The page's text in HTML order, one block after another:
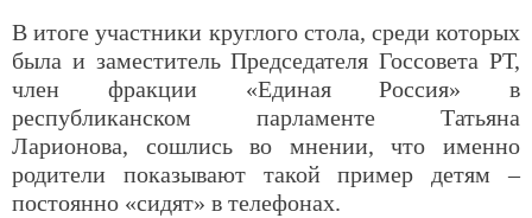
В итоге участники круглого стола, среди которых
была и заместитель Председателя Госсовета РТ,
член фракции «Единая Россия» в
республиканском парламенте Татьяна
Ларионова, сошлись во мнении, что именно
родители показывают такой пример детям –
постоянно «сидят» в телефонах.